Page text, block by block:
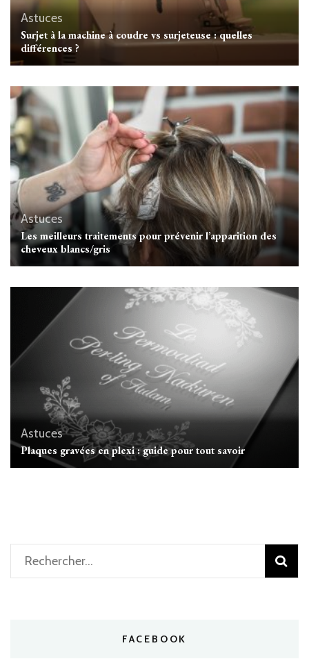
Astuces
Surjet à la machine à coudre vs surjeteuse : quelles
différences ?
Astuces
Les meilleurs traitements pour prévenir l’apparition des
cheveux blancs/gris
Astuces
Plaques gravées en plexi : guide pour tout savoir
Rechercher :
FACEBOOK